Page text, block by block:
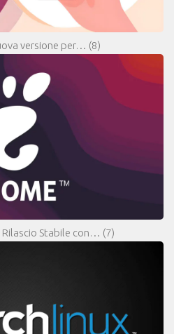
versione per… (8)
Rilascio Stabile con… (7)